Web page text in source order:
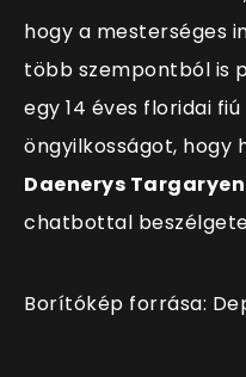
hogy a mesterséges
több szempontból is
egy 14 éves floridai
öngyilkosságot, hogy
Daenerys Targaryen
chatbottal
Borítókép forrása: